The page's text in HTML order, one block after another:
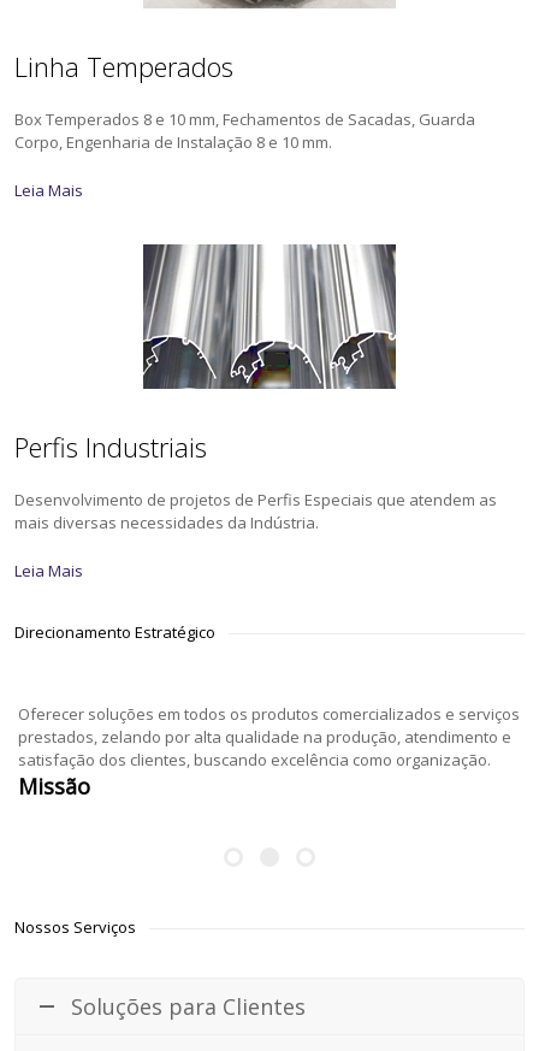
Linha Temperados
Box Temperados 8 e 10 mm, Fechamentos de Sacadas, Guarda
Corpo, Engenharia de Instalação 8 e 10 mm.
Leia Mais
Perfis Industriais
Desenvolvimento de projetos de Perfis Especiais que atendem as
mais diversas necessidades da Indústria.
Leia Mais
Direcionamento Estratégico
Oferecer soluções em todos os produtos comercializados e serviços
prestados, zelando por alta qualidade na produção, atendimento e
satisfação dos clientes, buscando excelência como organização.
Missão
Nossos Serviços
Soluções para Clientes